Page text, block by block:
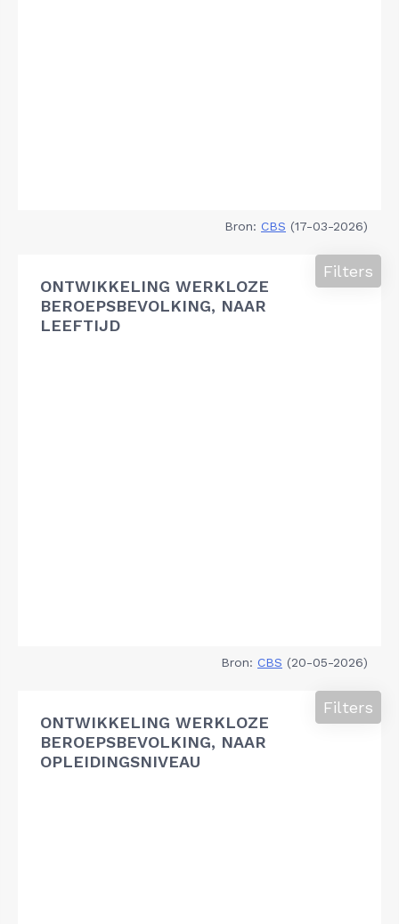
Bron: CBS (17-03-2026)
ONTWIKKELING WERKLOZE
BEROEPSBEVOLKING, NAAR
LEEFTIJD
Filters
Bron: CBS (20-05-2026)
ONTWIKKELING WERKLOZE
BEROEPSBEVOLKING, NAAR
OPLEIDINGSNIVEAU
Filters